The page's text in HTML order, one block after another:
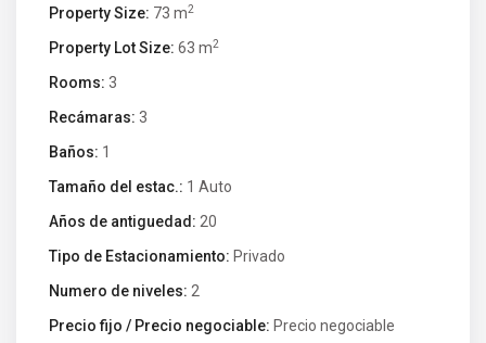
Property Size: 73 m2
Property Lot Size: 63 m2
Rooms: 3
Recámaras: 3
Baños: 1
Tamaño del estac.: 1 Auto
Años de antiguedad: 20
Tipo de Estacionamiento: Privado
Numero de niveles: 2
Precio fijo / Precio negociable: Precio negociable